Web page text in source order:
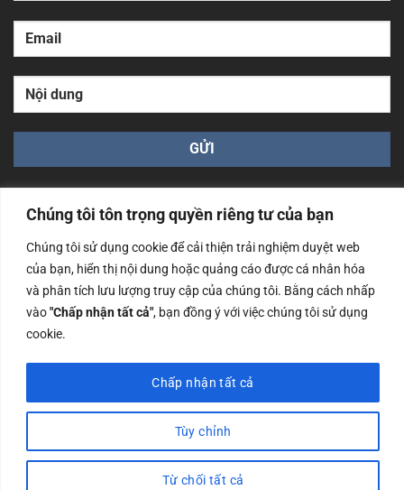
Chúng tôi tôn trọng quyền riêng tư của bạn
Chúng tôi sử dụng cookie để cải thiện trải nghiệm duyệt web
của bạn, hiển thị nội dung hoặc quảng cáo được cá nhân hóa
và phân tích lưu lượng truy cập của chúng tôi. Bằng cách nhấp
vào"Chấp nhận tất cả", bạn đồng ý với việc chúng tôi sử dụng
cookie.
Tùy chỉnh
Từ chối tất cả
Chấp nhận tất cả
Công ty TNHH Nam Bình Xương - Số ĐKKD: 0108783483
cấp ngày 14/06/2019 bởi Sở Kế Hoạch và Đầu Tư Tp. Hà
Nội
Copyrights @2023 Nam Binh Xuong. All Rights Reserved